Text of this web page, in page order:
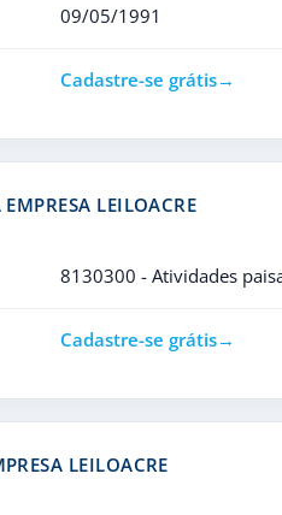
09/05/1991
Cadastre-se grátis
LEILOACRE
8130300 - Atividades
Cadastre-se grátis
LEILOACRE